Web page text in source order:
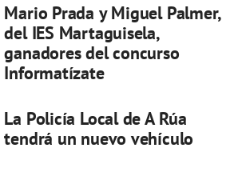
Mario Prada y Miguel Palmer,
del IES Martaguisela,
ganadores del concurso
Informatízate
La Policía Local de A Rúa
tendrá un nuevo vehículo